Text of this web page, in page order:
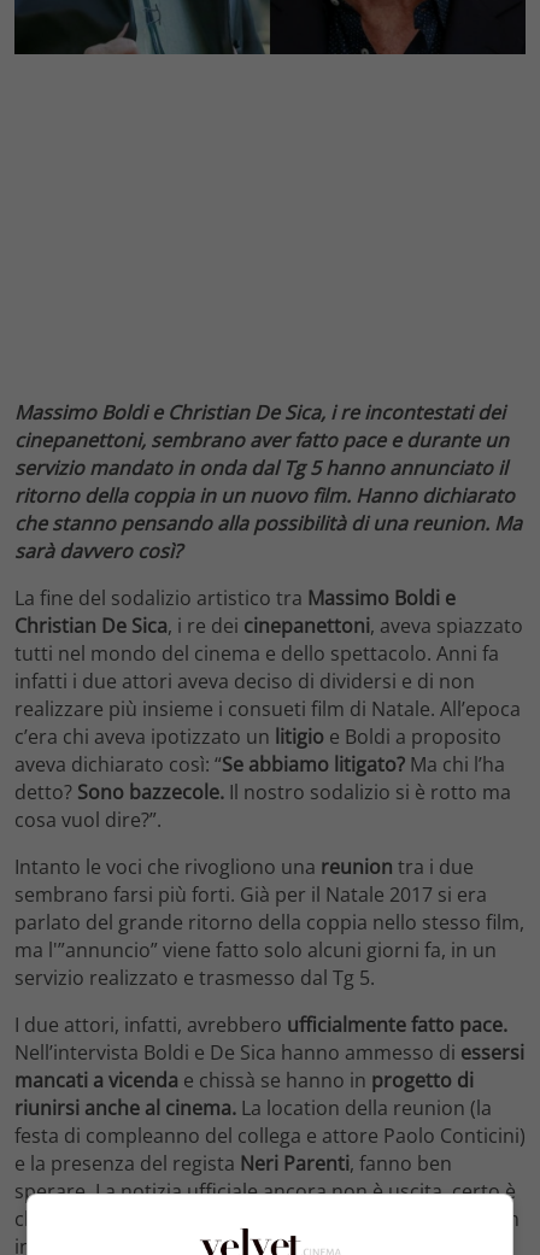
Massimo Boldi e Christian De Sica, i re incontestati dei
cinepanettoni, sembrano aver fatto pace e durante un
servizio mandato in onda dal Tg 5 hanno annunciato il
ritorno della coppia in un nuovo film. Hanno dichiarato
che stanno pensando alla possibilità di una reunion. Ma
sarà davvero così?
La fine del sodalizio artistico tra Massimo Boldi e
Christian De Sica, i re dei cinepanettoni, aveva spiazzato
tutti nel mondo del cinema e dello spettacolo. Anni fa
infatti i due attori aveva deciso di dividersi e di non
realizzare più insieme i consueti film di Natale. All’epoca
c’era chi aveva ipotizzato un litigio e Boldi a proposito
aveva dichiarato così: “Se abbiamo litigato? Ma chi l’ha
detto? Sono bazzecole. Il nostro sodalizio si è rotto ma
cosa vuol dire?”.
Intanto le voci che rivogliono una reunion tra i due
sembrano farsi più forti. Già per il Natale 2017 si era
parlato del grande ritorno della coppia nello stesso film,
ma l'”annuncio” viene fatto solo alcuni giorni fa, in un
servizio realizzato e trasmesso dal Tg 5.
I due attori, infatti, avrebbero ufficialmente fatto pace.
Nell’intervista Boldi e De Sica hanno ammesso di essersi
mancati a vicenda e chissà se hanno in progetto di
riunirsi anche al cinema. La location della reunion (la
festa di compleanno del collega e attore Paolo Conticini)
e la presenza del regista Neri Parenti, fanno ben
sperare. La notizia ufficiale ancora non è uscita, certo è
che i due stanno pensando al progetto di un nuovo film
insieme come hanno dichiarato, ci stanno pensando e